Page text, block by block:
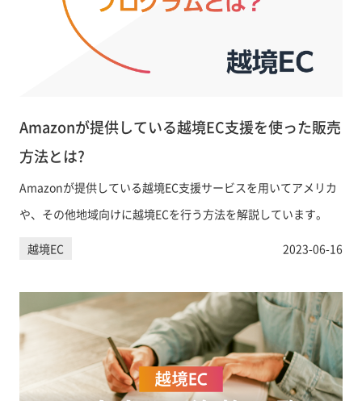
Amazonが提供している越境EC支援を使った販売
方法とは?
Amazonが提供している越境EC支援サービスを用いてアメリカ
や、その他地域向けに越境ECを行う方法を解説しています。
越境EC 2023-06-16